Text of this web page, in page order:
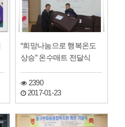
“희망나눔으로 행복온도
상승” 온수매트 전달식
2390
2017-01-23